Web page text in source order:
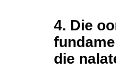
4. Die
die